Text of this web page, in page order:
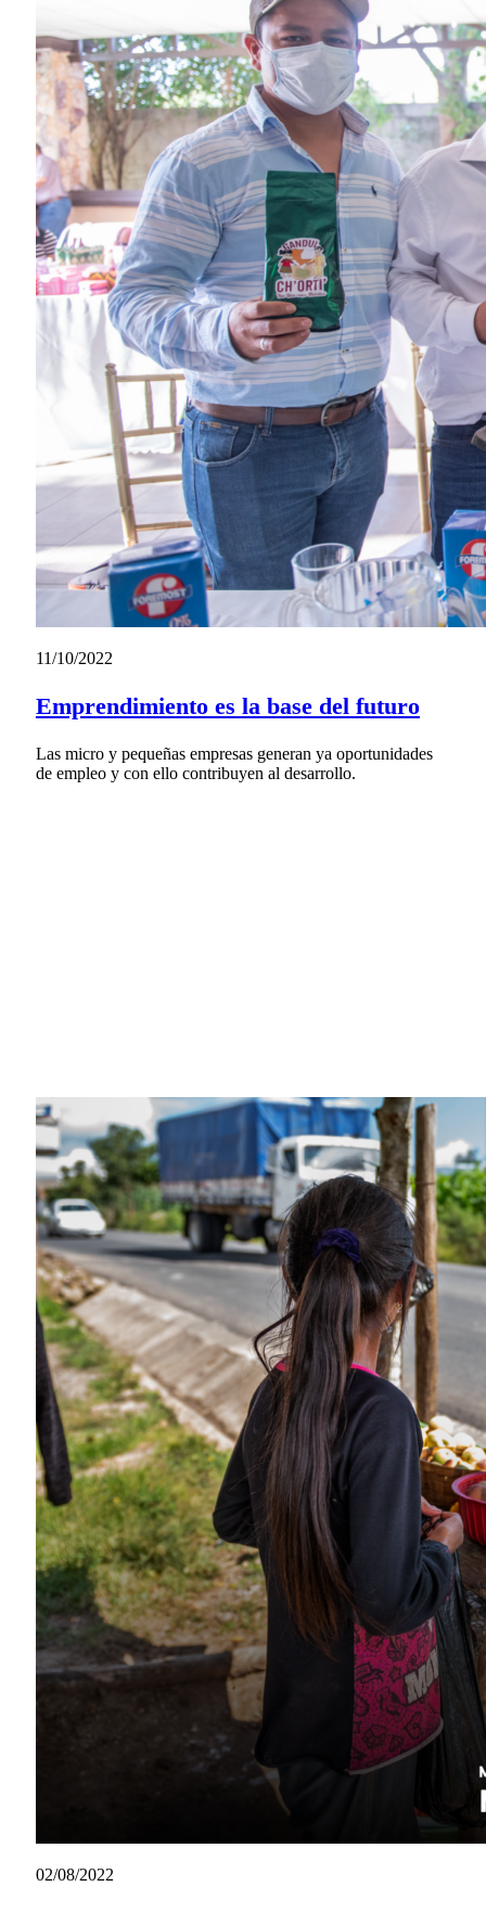
11/10/2022
Emprendimiento es la base del futuro
Las micro y pequeñas empresas generan ya oportunidades
de empleo y con ello contribuyen al desarrollo.
02/08/2022